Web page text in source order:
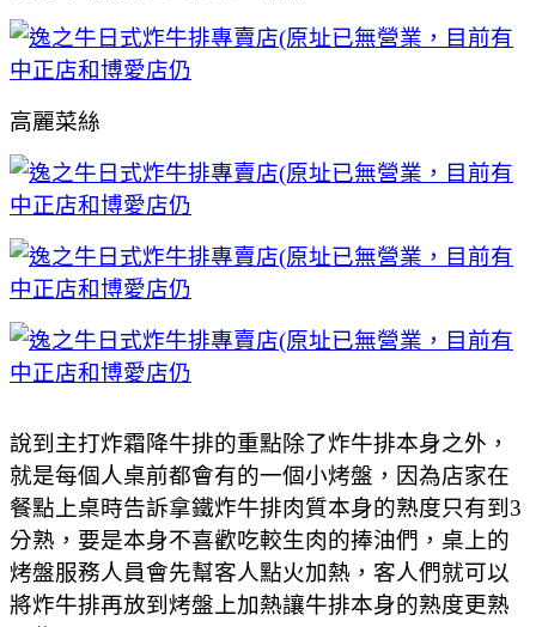
高麗菜絲
說到主打炸霜降牛排的重點除了炸牛排本身之外，
就是每個人桌前都會有的一個小烤盤，因為店家在
餐點上桌時告訴拿鐵炸牛排肉質本身的熟度只有到3
分熟，要是本身不喜歡吃較生肉的捧油們，桌上的
烤盤服務人員會先幫客人點火加熱，客人們就可以
將炸牛排再放到烤盤上加熱讓牛排本身的熟度更熟